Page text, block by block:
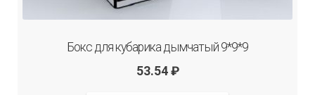
Бокс для кубарика дымчатый 9*9*9
53.54 ₽